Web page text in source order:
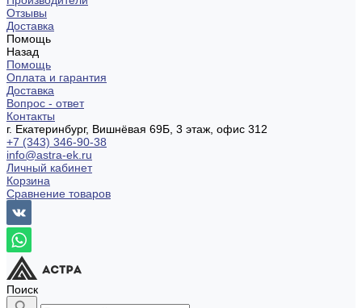
Отзывы
Доставка
Помощь
Назад
Помощь
Оплата и гарантия
Доставка
Вопрос - ответ
Контакты
г. Екатеринбург, Вишнёвая 69Б, 3 этаж, офис 312
+7 (343) 346-90-38
info@astra-ek.ru
Личный кабинет
Корзина
Сравнение товаров
Поиск